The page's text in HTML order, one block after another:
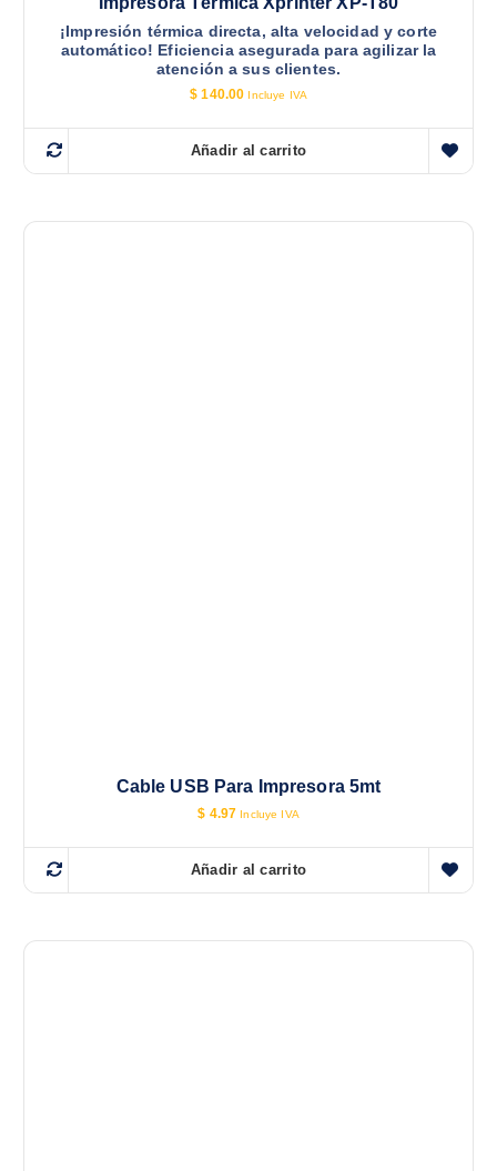
¡Impresión térmica directa, alta velocidad y corte
automático! Eficiencia asegurada para agilizar la
atención a sus clientes.
$ 140.00 Incluye IVA
Añadir al carrito
Cable USB Para Impresora 5mt
$ 4.97 Incluye IVA
Añadir al carrito